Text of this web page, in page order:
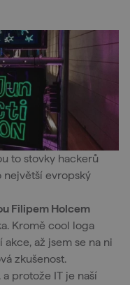
to stovky hackerů
největší evropský
Filipem Holcem
Kromě cool loga
akce, až jsem se na ni
zkušenost.
protože IT je naší